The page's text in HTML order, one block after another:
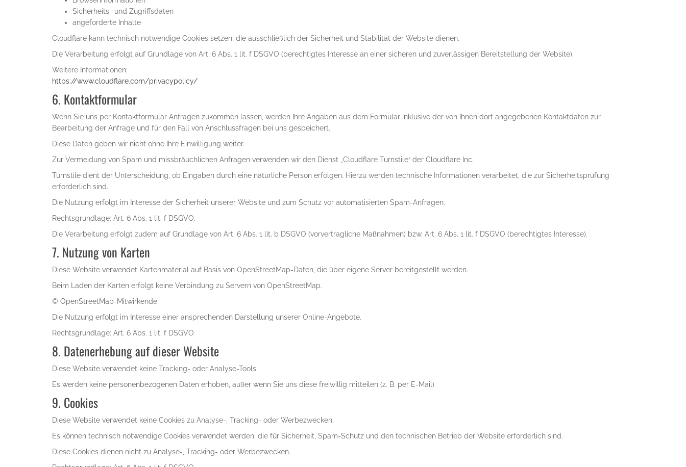
Sicherheits- und Zugriffsdaten
angeforderte Inhalte
Cloudflare kann technisch notwendige Cookies setzen, die ausschließlich der Sicherheit und Stabilität der Website dienen.
Die Verarbeitung erfolgt auf Grundlage von Art. 6 Abs. 1 lit. f DSGVO (berechtigtes Interesse an einer sicheren und zuverlässigen Bereitstellung der Website).
Weitere Informationen:
https://www.cloudflare.com/privacypolicy/
6. Kontaktformular
Wenn Sie uns per Kontaktformular Anfragen zukommen lassen, werden Ihre Angaben aus dem Formular inklusive der von Ihnen dort angegebenen Kontaktdaten zur
Bearbeitung der Anfrage und für den Fall von Anschlussfragen bei uns gespeichert.
Diese Daten geben wir nicht ohne Ihre Einwilligung weiter.
Zur Vermeidung von Spam und missbräuchlichen Anfragen verwenden wir den Dienst „Cloudflare Turnstile“ der Cloudflare Inc.
Turnstile dient der Unterscheidung, ob Eingaben durch eine natürliche Person erfolgen. Hierzu werden technische Informationen verarbeitet, die zur Sicherheitsprüfung
erforderlich sind.
Die Nutzung erfolgt im Interesse der Sicherheit unserer Website und zum Schutz vor automatisierten Spam-Anfragen.
Rechtsgrundlage: Art. 6 Abs. 1 lit. f DSGVO.
Die Verarbeitung erfolgt zudem auf Grundlage von Art. 6 Abs. 1 lit. b DSGVO (vorvertragliche Maßnahmen) bzw. Art. 6 Abs. 1 lit. f DSGVO (berechtigtes Interesse).
7. Nutzung von Karten
Diese Website verwendet Kartenmaterial auf Basis von OpenStreetMap-Daten, die über eigene Server bereitgestellt werden.
Beim Laden der Karten erfolgt keine Verbindung zu Servern von OpenStreetMap.
© OpenStreetMap-Mitwirkende
Die Nutzung erfolgt im Interesse einer ansprechenden Darstellung unserer Online-Angebote.
Rechtsgrundlage: Art. 6 Abs. 1 lit. f DSGVO
8. Datenerhebung auf dieser Website
Diese Website verwendet keine Tracking- oder Analyse-Tools.
Es werden keine personenbezogenen Daten erhoben, außer wenn Sie uns diese freiwillig mitteilen (z. B. per E-Mail).
9. Cookies
Diese Website verwendet keine Cookies zu Analyse-, Tracking- oder Werbezwecken.
Es können technisch notwendige Cookies verwendet werden, die für Sicherheit, Spam-Schutz und den technischen Betrieb der Website erforderlich sind.
Diese Cookies dienen nicht zu Analyse-, Tracking- oder Werbezwecken.